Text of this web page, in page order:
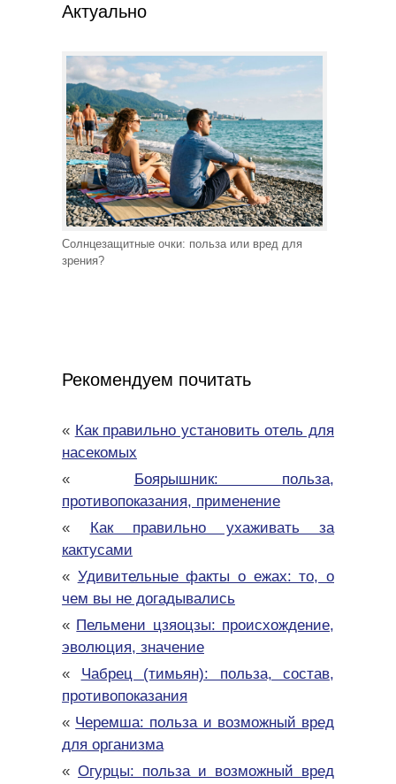
Актуально
Солнцезащитные очки: польза или вред для
зрения?
Рекомендуем почитать
« Как правильно установить отель для
насекомых
«
Боярышник: польза,
противопоказания, применение
«
Как правильно ухаживать за
кактусами
« Удивительные факты о ежах: то, о
чем вы не догадывались
« Пельмени цзяоцзы: происхождение,
эволюция, значение
« Чабрец (тимьян): польза, состав,
противопоказания
« Черемша: польза и возможный вред
для организма
« Огурцы: польза и возможный вред